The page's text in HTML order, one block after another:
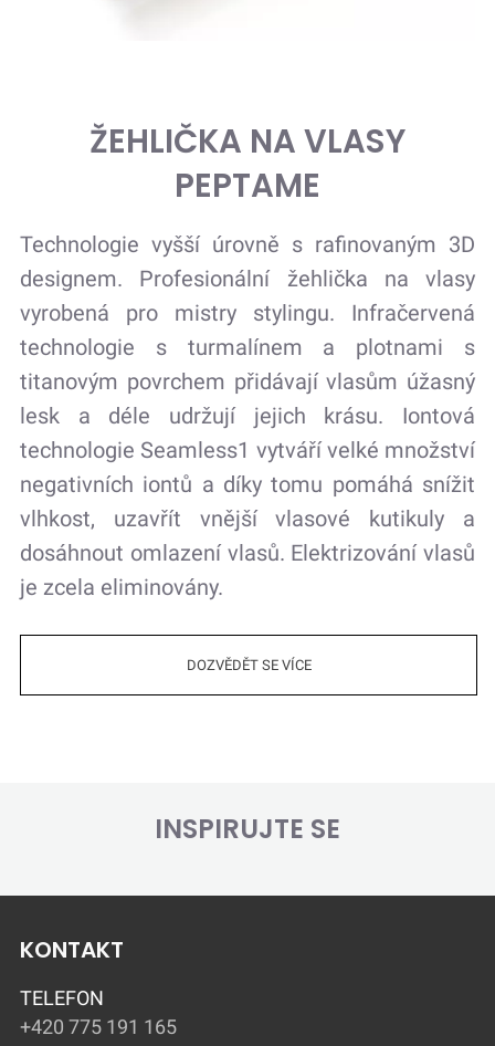
ŽEHLIČKA NA VLASY
PEPTAME
Technologie vyšší úrovně s rafinovaným 3D
designem. Profesionální žehlička na vlasy
vyrobená pro mistry stylingu. Infračervená
technologie s turmalínem a plotnami s
titanovým povrchem přidávají vlasům úžasný
lesk a déle udržují jejich krásu. Iontová
technologie Seamless1 vytváří velké množství
negativních iontů a díky tomu pomáhá snížit
vlhkost, uzavřít vnější vlasové kutikuly a
dosáhnout omlazení vlasů. Elektrizování vlasů
je zcela eliminovány.
DOZVĚDĚT SE VÍCE
INSPIRUJTE SE
KONTAKT
TELEFON
+420 775 191 165